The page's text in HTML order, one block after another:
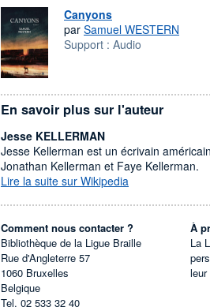
Canyons
par Samuel WESTERN
Support : Audio
En savoir plus sur l'auteur
Jesse KELLERMAN
Jesse Kellerman est un écrivain
Jonathan Kellerman et Faye Kellerman.
Lire la suite sur Wikipedia
Comment nous contacter ?
Bibliothèque de la Ligue Braille
Rue d'Angleterre 57
1060 Bruxelles
Belgique
Tel. 02 533 32 40
À
La
leur